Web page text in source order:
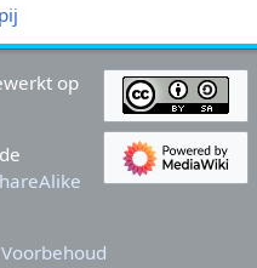
op
Voorbehoud